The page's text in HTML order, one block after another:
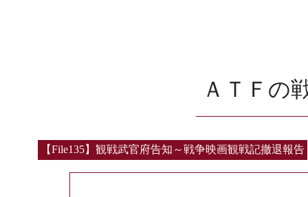
ＡＴＦの
【File135】観戦武官府告知～戦争映画観戦記撤退報告